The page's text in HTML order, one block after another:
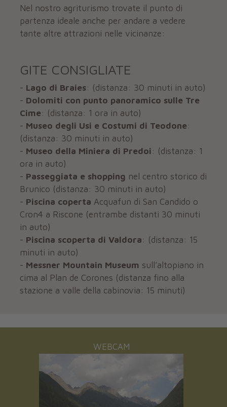
Nel nostro agriturismo trovate il punto di
partenza ideale anche per andare a vedere
tante altre attrazioni nelle vicinanze:
GITE CONSIGLIATE
- Lago di Braies: (distanza: 30 minuti in auto)
- Dolomiti con punto panoramico sulle Tre
Cime: (distanza: 1 ora in auto)
- Museo degli Usi e Costumi di Teodone:
(distanza: 30 minuti in auto)
- Museo della Miniera di Predoi : (distanza: 1
ora in auto)
- Passeggiata e shopping nel centro storico di
Brunico (distanza: 30 minuti in auto)
- Piscina coperta Acquafun di San Candido o
Cron4 a Riscone (entrambe distanti 30 minuti
in auto)
- Piscina scoperta di Valdora : (distanza: 15
minuti in auto)
- Messner Mountain Museum sull’altopiano in
cima al Plan de Corones (distanza fino alla
stazione a valle della cabinovia: 15 minuti)
WEBCAM